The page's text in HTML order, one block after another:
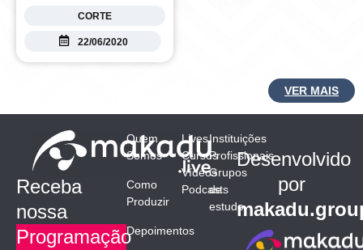
CORTE
22/06/2020
VER MAIS
Receba
nossa
Programação
Quem
Somos
Como
Produzir
Depoimentos
Lives
Cursos
Vídeos
Podcasts
Instituições
Profissionais
Grupos
de
estudo
Desenvolvido
por